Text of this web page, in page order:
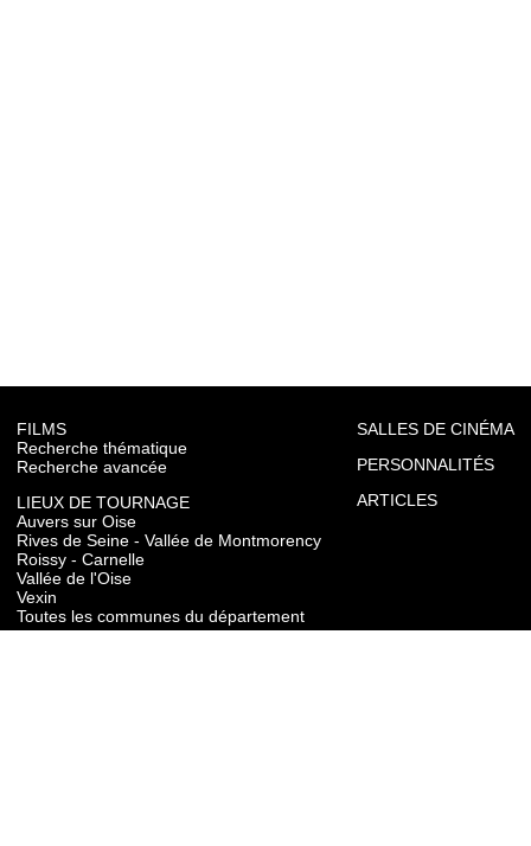
FILMS
Recherche thématique
Recherche avancée
LIEUX DE TOURNAGE
Auvers sur Oise
Rives de Seine - Vallée de Montmorency
Roissy - Carnelle
Vallée de l'Oise
Vexin
Toutes les communes du département
SALLES DE CINÉMA
PERSONNALITÉS
ARTICLES